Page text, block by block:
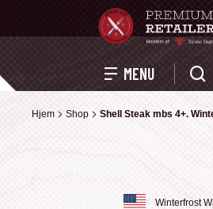
MENU
Hjem Shop Shell Steak mbs 4+.
Hjem Shop Shell Steak mbs 4+.
Winterfrost